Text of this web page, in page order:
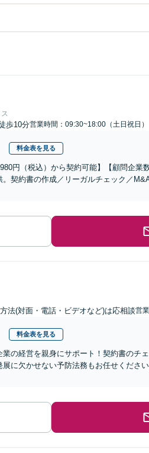
歩10分営業時間：09:30~18:00（土日祝日）
料金表を見る
円（税込）から契約可能】【顧問企
契約書の作成／リーガルチェック／
法(対面・電話・ビデオなど)は応相談営
料金表を見る
業の経営を親身にサポート！契約書のチ
に欠かせない予防法務もお任せくださ